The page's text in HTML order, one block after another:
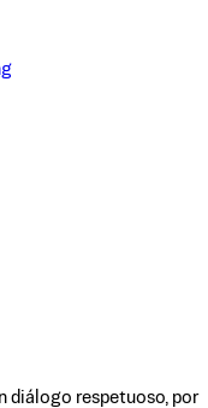
diálogo respetuoso, por